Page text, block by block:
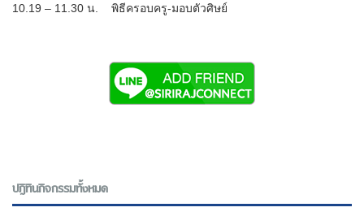
10.19 – 11.30 น. พิธีครอบครู-มอบตัวศิษย์
ปฎิทินกิจกรรมทั้งหมด